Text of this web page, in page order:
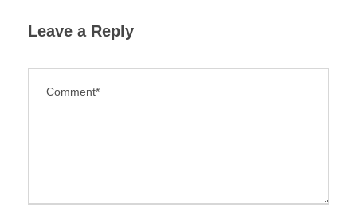
Leave a Reply